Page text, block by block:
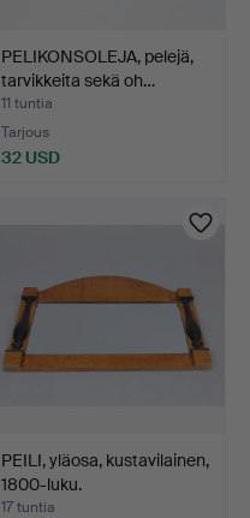
PELIKONSOLEJA, pelejä,
tarvikkeita sekä oh…
11 tuntia
Tarjous
32 USD
PEILI, yläosa, kustavilainen,
1800-luku.
17 tuntia